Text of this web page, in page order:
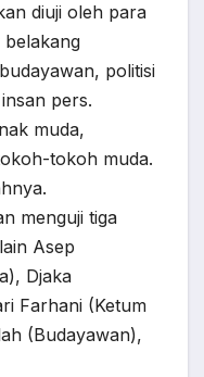
diuji oleh para
belakang
politisi
pers.
muda,
tokoh muda.
menguji tiga
Asep
Djaka
Farhani (Ketum
(Budayawan),